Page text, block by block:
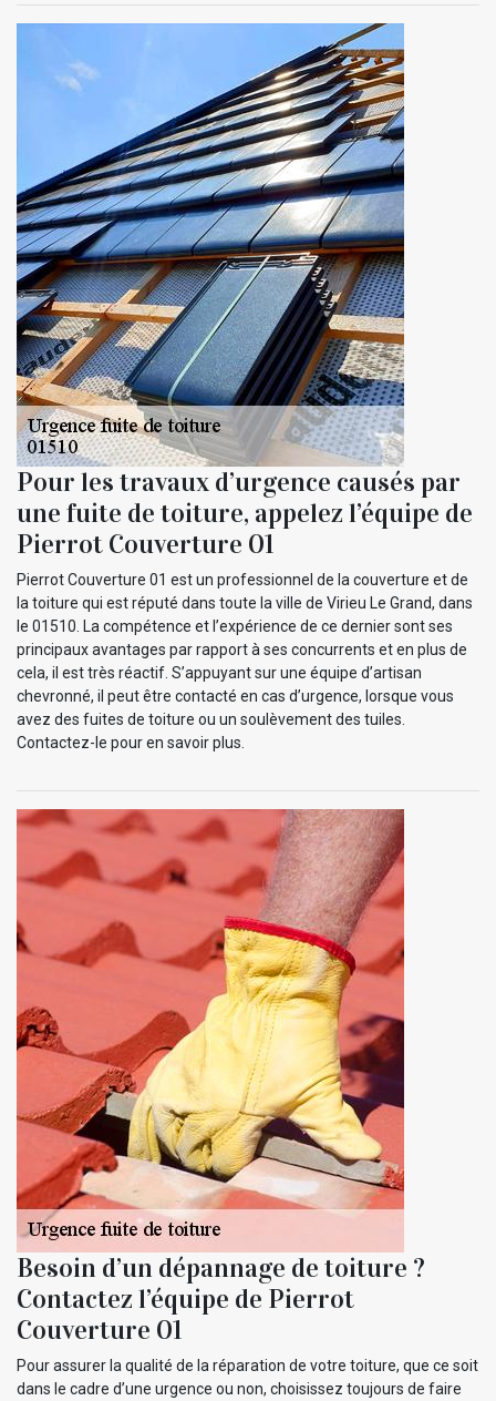
Pour les travaux d’urgence causés par
une fuite de toiture, appelez l’équipe de
Pierrot Couverture 01
Pierrot Couverture 01 est un professionnel de la couverture et de
la toiture qui est réputé dans toute la ville de Virieu Le Grand, dans
le 01510. La compétence et l’expérience de ce dernier sont ses
principaux avantages par rapport à ses concurrents et en plus de
cela, il est très réactif. S’appuyant sur une équipe d’artisan
chevronné, il peut être contacté en cas d’urgence, lorsque vous
avez des fuites de toiture ou un soulèvement des tuiles.
Contactez-le pour en savoir plus.
Besoin d’un dépannage de toiture ?
Contactez l’équipe de Pierrot
Couverture 01
Pour assurer la qualité de la réparation de votre toiture, que ce soit
dans le cadre d’une urgence ou non, choisissez toujours de faire